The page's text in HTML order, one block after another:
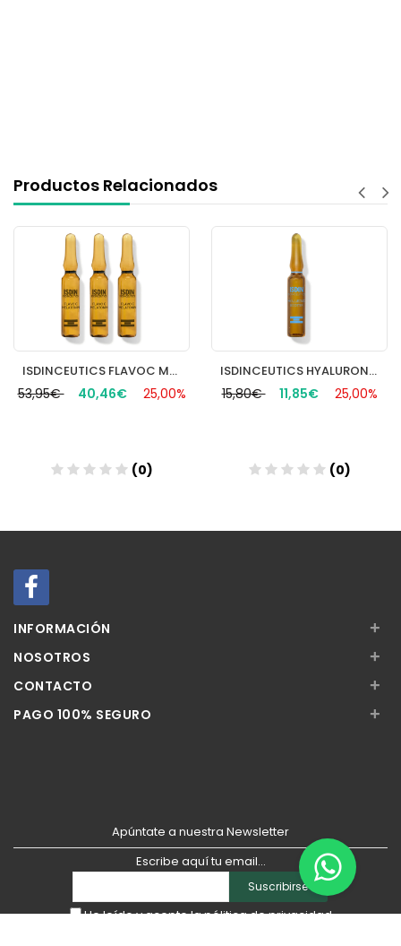
Productos Relacionados
ISDINCEUTICS FLAVOC MELATONIN 30 UNIDADES 2 ML
53,95€ 40,46€ 25,00%
(0)
ISDINCEUTICS HYALURONIC 10 AMP
15,80€ 11,85€ 25,00%
(0)
INFORMACIÓN +
NOSOTROS +
CONTACTO +
PAGO 100% SEGURO +
Apúntate a nuestra Newsletter
Escribe aquí tu email...
Suscribirse
He leído y acepto lapólitica de privacidad